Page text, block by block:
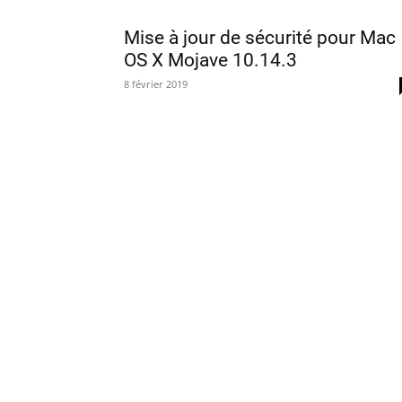
Mise à jour de sécurité pour Mac
OS X Mojave 10.14.3
8 février 2019